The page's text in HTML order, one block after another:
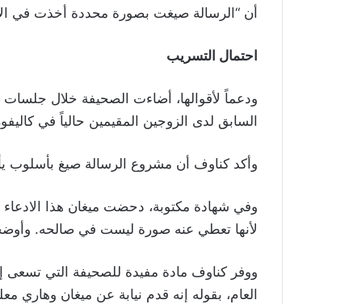
أن “الرسالة صيغت بصورة محددة أخذت في
احتمال التسريب
ودعماً لأقوالها، أضاءت الصحيفة خلال
السابق لدى الزوجين المقيمين حالياً في
وأكد كناوف أن مشروع الرسالة صيغ بأسلوب
وفي شهادة مكتوبة، دحضت ميغان هذا
لأنها تعطي عنه صورة ليست في صالحه.
ووفر كناوف مادة مفيدة للصحيفة التي تسعى
العام، بقوله إنه قدم نيابة عن ميغان وهاري